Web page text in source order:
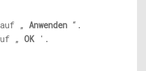
„ Anwenden “.
„ OK'.